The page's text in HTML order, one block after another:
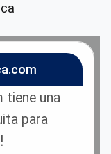
tiene una
para